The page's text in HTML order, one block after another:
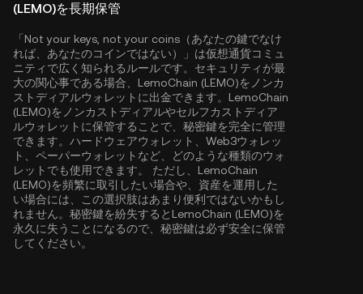
(LEMO)を長期保管
「Not your keys, not your coins（あなたの鍵でなけ
れば、あなたのコインではない）」は仮想通貨コミュ
ニティで広く知られるルールです。セキュリティが最
大の関心事である場合、LemoChain (LEMO)をノンカ
ストディアルウォレットに出金できます。LemoChain
(LEMO)をノンカストディアルやセルフカストディア
ルウォレットに保管することで、秘密鍵を完全に管理
できます。ハードウェアウォレット、Web3ウォレッ
ト、ペーパーウォレットなど、どのような種類のウォ
レットでも使用できます。 ただし、LemoChain
(LEMO)を頻繁に取引したい場合や、資産を運用した
い場合には、この選択肢はあまり便利ではないかもし
れません。秘密鍵を紛失するとLemoChain (LEMO)を
永久に失うことになるので、秘密鍵は必ず安全に保管
してください。